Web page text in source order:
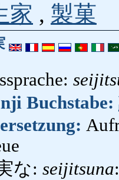
家 , 製菓
Buchstabe:
な: seijitsuna